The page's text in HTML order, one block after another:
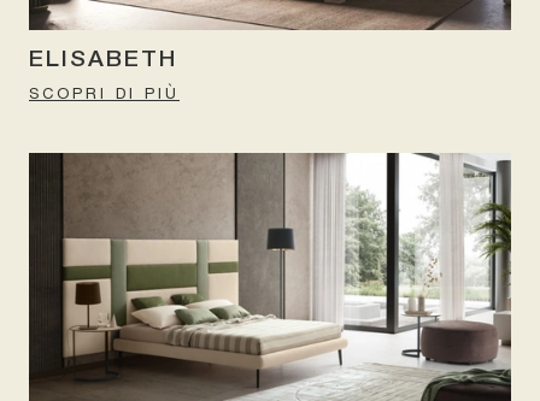
ELISABETH
SCOPRI DI PIÙ